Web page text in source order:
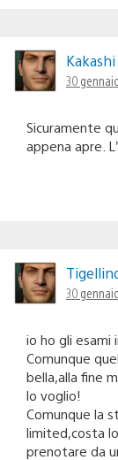
Kakashi
30
Sicuramente
appena apre.
30
io ho gli esami
Comunque
bella,alla fine
lo voglio!
Comunque la
limited,costa
prenotare da